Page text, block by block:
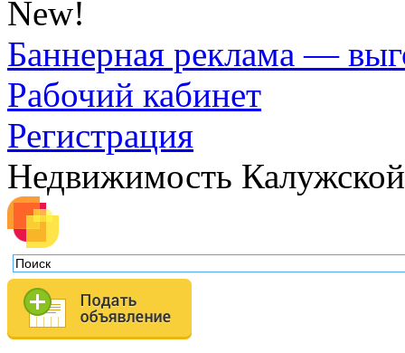
New!
Баннерная реклама —
Рабочий кабинет
Регистрация
Недвижимость